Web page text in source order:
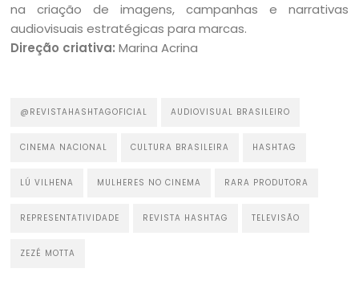
na criação de imagens, campanhas e narrativas
audiovisuais estratégicas para marcas.
Direção criativa: Marina Acrina
@REVISTAHASHTAGOFICIAL AUDIOVISUAL BRASILEIRO
CINEMA NACIONAL CULTURA BRASILEIRA HASHTAG
LÚ VILHENA MULHERES NO CINEMA RARA PRODUTORA
REPRESENTATIVIDADE REVISTA HASHTAG TELEVISÃO
ZEZÉ MOTTA